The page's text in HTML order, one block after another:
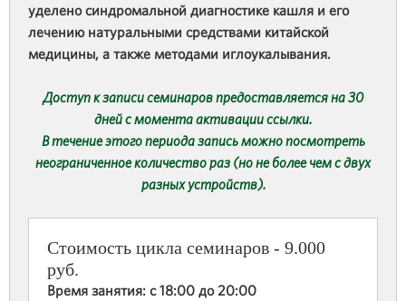
уделено синдромальной диагностике кашля и его
лечению натуральными средствами китайской
медицины, а также методами иглоукалывания.
Доступ к записи семинаров предоставляется на 30
дней с момента активации ссылки.
В течение этого периода запись можно посмотреть
неограниченное количество раз (но не более чем с двух
разных устройств).
Стоимость цикла семинаров - 9.000
руб.
Время занятия: с 18:00 до 20:00